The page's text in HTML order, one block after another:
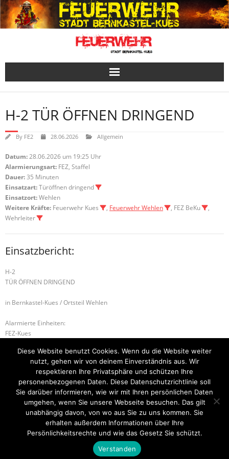
Skip
to
content
H-2 TÜR ÖFFNEN DRINGEND
By FE2 28.06.2026 Allgemein
Datum:28.06.2026 um 19:25 Uhr
Alarmierungsart: FEZ, Staffel
Dauer:35 Minuten
Einsatzart:Türöffnen dringend
Einsatzort:Wehlen
Weitere Kräfte: Feuerwehr Kues , Feuerwehr Wehlen , FEZ BeKu
,
Wehrleiter
Einsatzbericht:
H-2
TÜR ÖFFNEN DRINGEND
in Bernkastel-Kues / Ortsteil Wehlen
Alarmierte Einheiten:
FEZ-Kues
FF-Wehlen-Gruppe
H-2 TÜR ÖFFNEN DRINGEND S-4 SONDERLAGE
Startseite Einsätze Mitglied werden Über uns
Kontakt
Think Up Themes Ltd. Powered by
Diese Website benutzt Cookies. Wenn du die Website weiter
nutzt, gehen wir von deinem Einverständnis aus. Wir
respektieren Ihre Privatsphäre und schützen Ihre
personenbezogenen Daten. Diese Datenschutzrichtlinie soll
Sie darüber informieren, wie wir mit Ihren persönlichen Daten
umgehen, wenn Sie unsere Webseite besuchen. Das gilt
unabhängig davon, von wo aus Sie zu uns kommen. Sie
erhalten außerdem Informationen über Ihre
Persönlichkeitsrechte und wie das Gesetz Sie schützt.
Verstanden